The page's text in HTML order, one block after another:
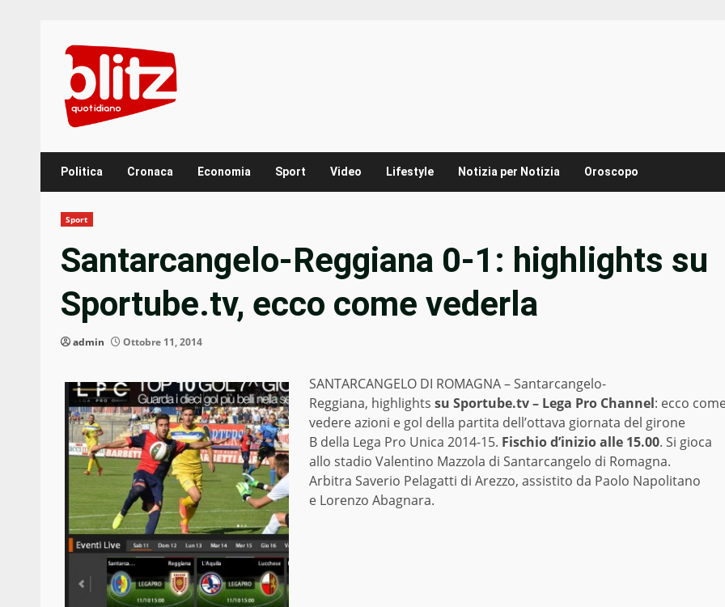
content
Politica Cronaca Economia Sport Video Lifestyle Notizia per Notizia Oroscopo
Sport
Santarcangelo-Reggiana 0-1: highlights su
Sportube.tv, ecco come vederla
admin Ottobre 11, 2014
SANTARCANGELO DI ROMAGNA – Santarcangelo-
Reggiana, highlights su Sportube.tv – Lega Pro Channel: ecco
vedere azioni e gol della partita dell’ottava giornata del girone
B della Lega Pro Unica 2014-15. Fischio d’inizio alle 15.00. Si gioca
allo stadio Valentino Mazzola di Santarcangelo di Romagna.
Arbitra Saverio Pelagatti di Arezzo, assistito da Paolo Napolitano
e Lorenzo Abagnara.